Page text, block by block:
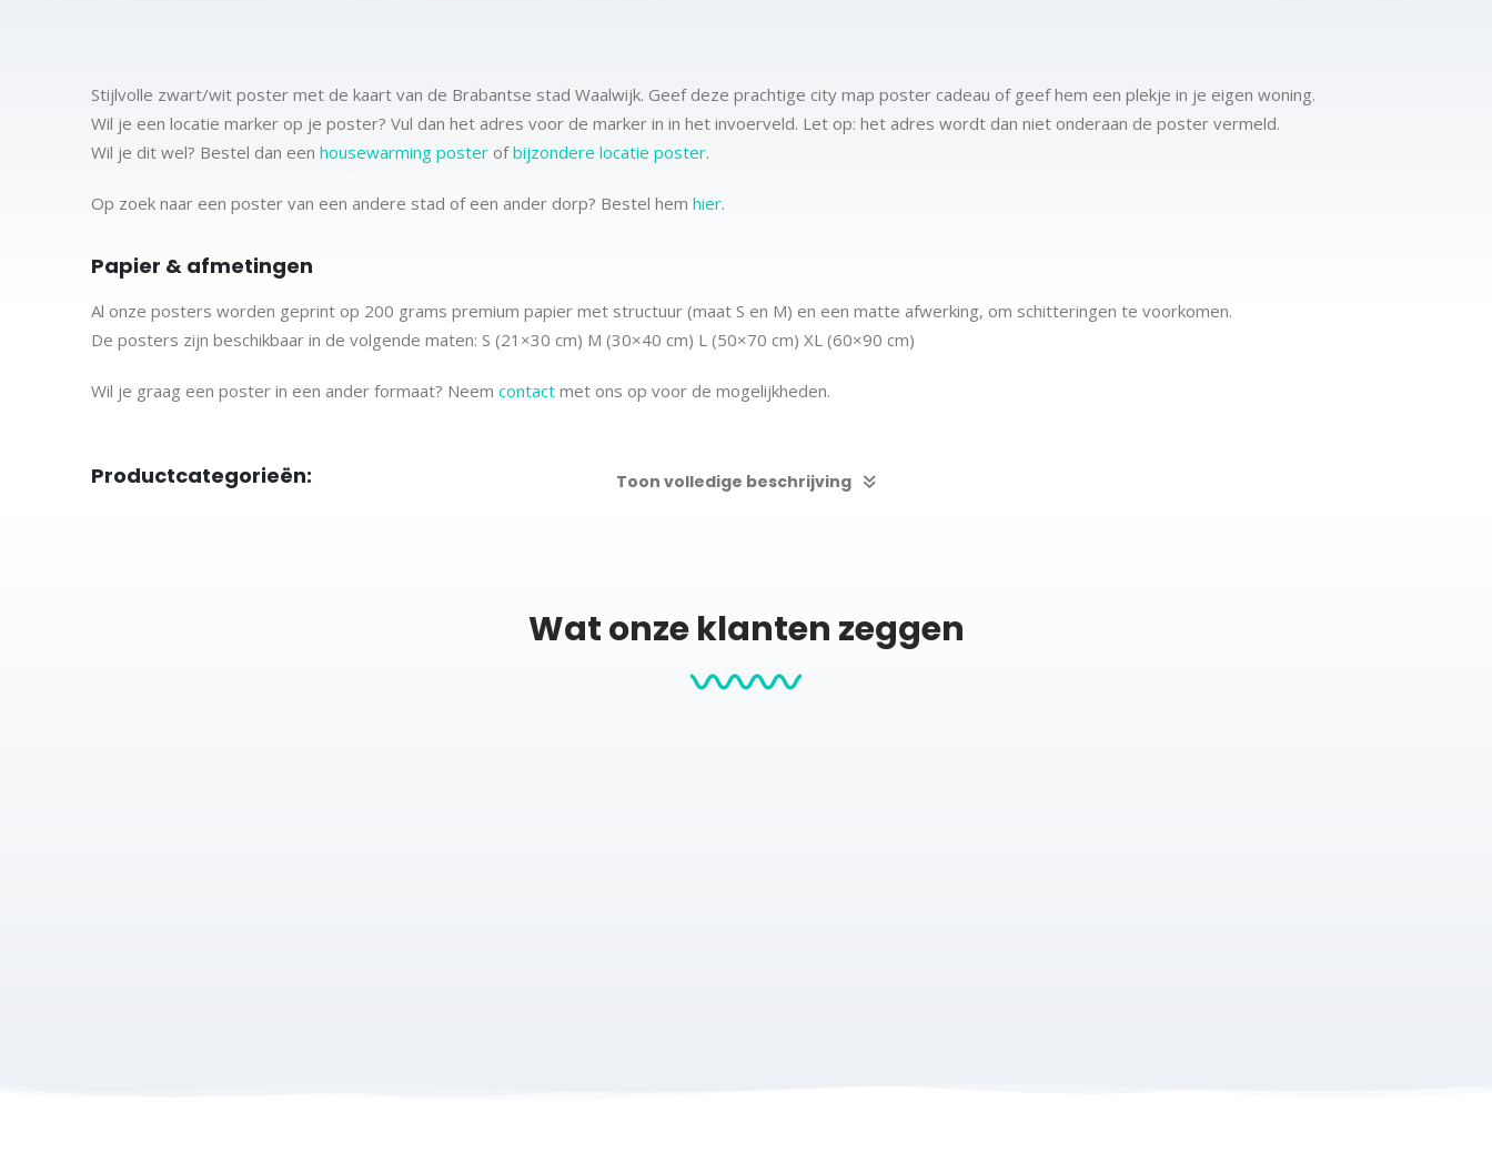
Stijlvolle zwart/wit poster met de kaart van de Brabantse stad Waalwijk. Geef deze prachtige city map poster cadeau of geef hem een plekje in je eigen woning.
Wil je een locatie marker op je poster? Vul dan het adres voor de marker in in het invoerveld. Let op: het adres wordt dan niet onderaan de poster vermeld.
Wil je dit wel? Bestel dan een housewarming poster ofbijzondere locatie poster.
Op zoek naar een poster van een andere stad of een ander dorp? Bestel hem hier.
Papier & afmetingen
Al onze posters worden geprint op 200 grams premium papier met structuur (maat S en M) en een matte afwerking, om schitteringen te voorkomen.
De posters zijn beschikbaar in de volgende maten: S (21×30 cm) M (30×40 cm) L (50×70 cm) XL (60×90 cm)
Wil je graag een poster in een ander formaat? Neem contact met ons op voor de mogelijkheden.
Productcategorieën: Toon volledige beschrijving
Wat onze klanten zeggen